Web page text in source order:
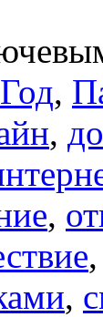
,
,
,
,